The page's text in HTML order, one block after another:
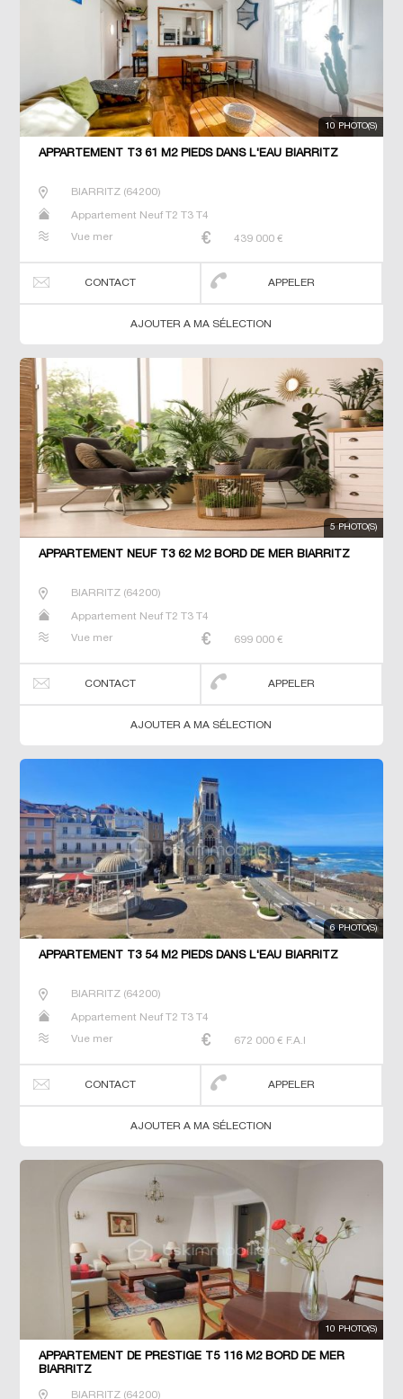
10 PHOTO(S)
APPARTEMENT T3 61 M2 PIEDS DANS L'EAU BIARRITZ
BIARRITZ(64200)
Appartement Neuf T2 T3 T4
Vue mer 439 000 €
CONTACT APPELER
AJOUTER A MA SÉLECTION
5 PHOTO(S)
APPARTEMENT NEUF T3 62 M2 BORD DE MER BIARRITZ
BIARRITZ(64200)
Appartement Neuf T2 T3 T4
Vue mer 699 000 €
CONTACT APPELER
AJOUTER A MA SÉLECTION
6 PHOTO(S)
APPARTEMENT T3 54 M2 PIEDS DANS L'EAU BIARRITZ
BIARRITZ(64200)
Appartement Neuf T2 T3 T4
Vue mer 672 000 € F.A.I
CONTACT APPELER
AJOUTER A MA SÉLECTION
10 PHOTO(S)
APPARTEMENT DE PRESTIGE T5 116 M2 BORD DE MER
BIARRITZ
BIARRITZ(64200)